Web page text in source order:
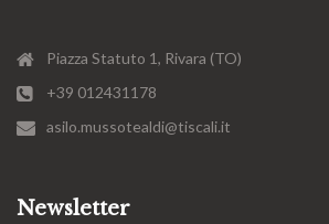
Piazza Statuto 1, Rivara (TO)
+39 012431178
asilo.mussotealdi@tiscali.it
Newsletter